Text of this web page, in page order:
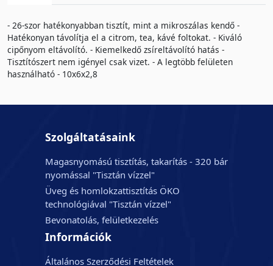
- 26-szor hatékonyabban tisztít, mint a mikroszálas kendő -
Hatékonyan távolítja el a citrom, tea, kávé foltokat. - Kiváló
cipőnyom eltávolító. - Kiemelkedő zsíreltávolító hatás -
Tisztítószert nem igényel csak vizet. - A legtöbb felületen
használható - 10x6x2,8
Szolgáltatásaink
Magasnyomású tisztítás, takarítás - 320 bár
nyomással "Tisztán vízzel"
Üveg és homlokzattisztítás ÖKO
technológiával "Tisztán vízzel"
Bevonatolás, felületkezelés
Információk
Általános Szerződési Feltételek